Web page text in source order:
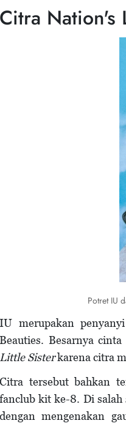
Citra Nation's
Potret IU
IU merupakan
Beauties. Besarnya
Little Sisterkarena citra
Citra tersebut bahkan
fanclub kit ke-8. Di
dengan mengenakan